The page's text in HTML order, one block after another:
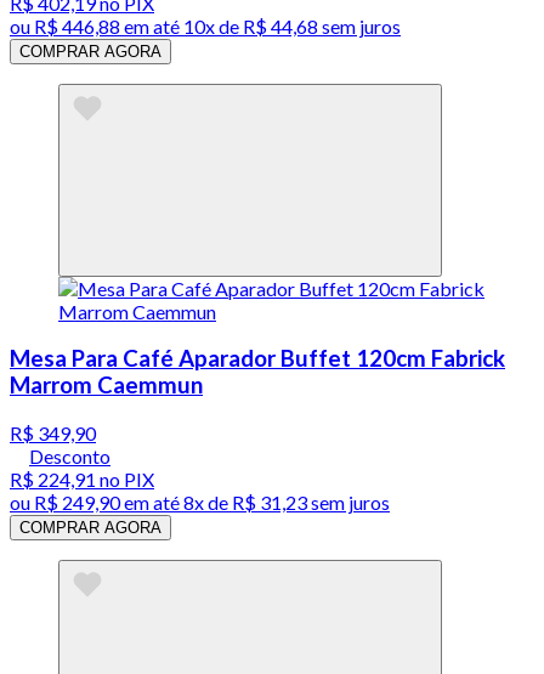
ou R$ 446,88 em até 10x de R$ 44,68 sem juros
COMPRAR AGORA
Mesa Para Café Aparador Buffet 120cm Fabrick
Marrom Caemmun
R$ 349,90
Desconto
R$ 224,91 no PIX
ou R$ 249,90em até8x de R$ 31,23 sem juros
COMPRAR AGORA